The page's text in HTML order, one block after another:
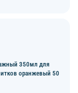
350мл для
оранжевый 50